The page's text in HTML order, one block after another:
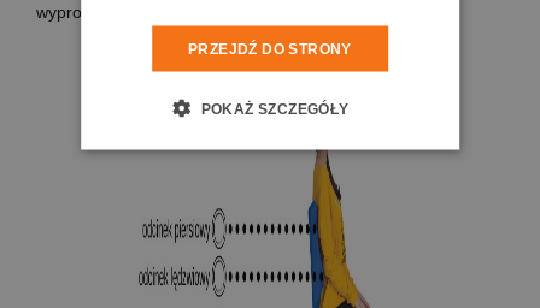
wyprodukowany w Polsce.
PRZEJDŹ DO STRONY
POKAŻ SZCZEGÓŁY